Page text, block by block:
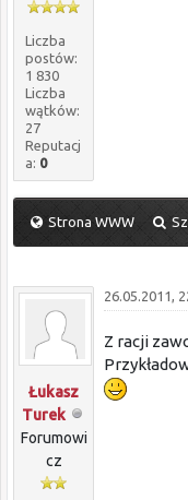
Liczba
postów:
1 830
Liczba
wątków:
27
Reputacj
a: 0
Strona WWW
Łukasz
Turek
Forumowi
cz
26.05.2011,
Z racji